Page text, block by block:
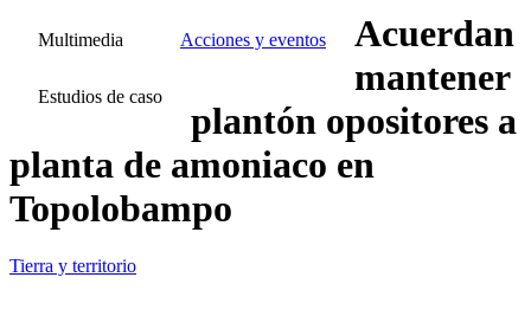
Multimedia Acciones y eventos
Estudios de caso
Acuerdan
mantener
plantón opositores a
planta de amoniaco en
Topolobampo
Tierra y territorio